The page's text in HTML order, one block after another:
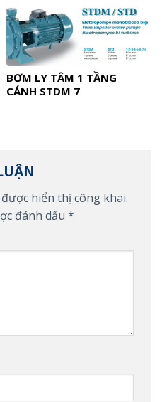
BƠM LY TÂM 1 TẦNG
CÁNH STDM 7
hiển thị công khai.
đánh dấu *